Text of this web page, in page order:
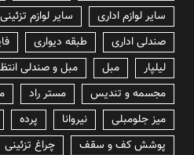
سایر لوازم اداری
سایر لوازم تزئینی
صندلی اداری
طبقه دیواری
لیلپار
مبل مبل و صندلی
مجسمه و تندیس
مستر راد
میز جلومبلی
نیروانا پرده
پوشش کف و سقف
چراغ تزئینی